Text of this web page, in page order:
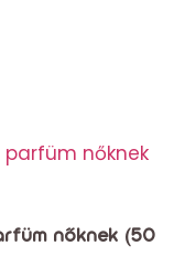
nőknek (50